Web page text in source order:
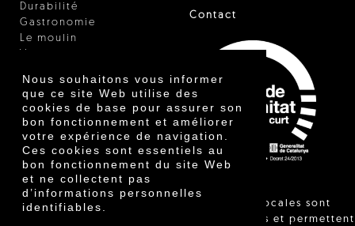
Nous souhaitons vous informer
que ce site Web utilise des
cookies de base pour assurer son
bon fonctionnement et améliorer
votre expérience de navigation.
Ces cookies sont essentiels au
bon fonctionnement du site Web
et ne collectent pas
d’informations personnelles
identifiables.
Durabilité
Gastronomie
Le moulin
Certificats
Prix
Innovation
Contact
"Les ventes locales sont
réglementées et permettent